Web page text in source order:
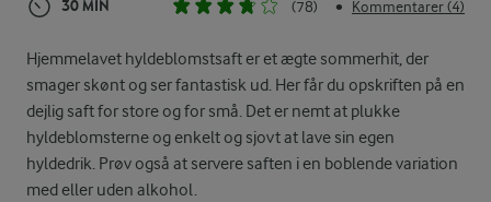
30 MIN (78) • Kommentarer (4)
Hjemmelavet hyldeblomstsaft er et ægte sommerhit, der
smager skønt og ser fantastisk ud. Her får du opskriften på en
dejlig saft for store og for små. Det er nemt at plukke
hyldeblomsterne og enkelt og sjovt at lave sin egen
hyldedrik. Prøv også at servere saften i en boblende variation
med eller uden alkohol.